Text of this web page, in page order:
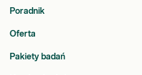
Poradnik
Oferta
Pakiety badań